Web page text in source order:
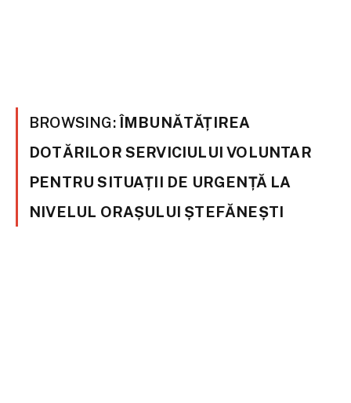
BROWSING: ÎMBUNĂTĂȚIREA
DOTĂRILOR SERVICIULUI VOLUNTAR
PENTRU SITUAȚII DE URGENȚĂ LA
NIVELUL ORAȘULUI ȘTEFĂNEȘTI